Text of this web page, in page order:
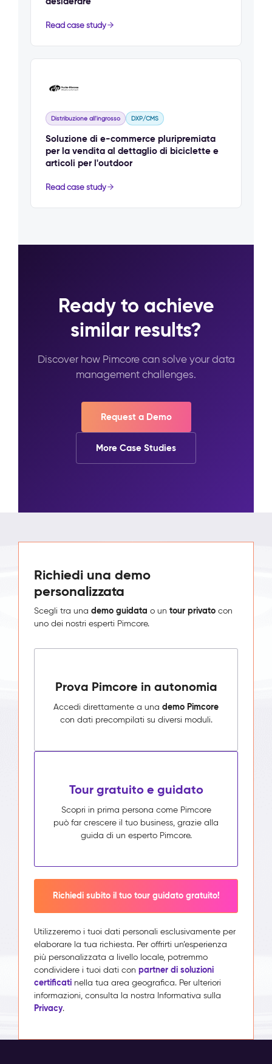
Read case study
Distribuzione all'ingrosso DXP/CMS
Soluzione di e-commerce pluripremiata
per la vendita al dettaglio di biciclette e
articoli per l'outdoor
Read case study
Ready to achieve
similar results?
Discover how Pimcore can solve your data
management challenges.
Request a Demo
More Case Studies
Richiedi una demo
personalizzata
Scegli tra una demo guidata o un tour privato con
uno dei nostri esperti Pimcore.
Prova Pimcore in autonomia
Accedi direttamente a una demo Pimcore
con dati precompilati su diversi moduli.
Tour gratuito e guidato
Scopri in prima persona come Pimcore
può far crescere il tuo business, grazie alla
guida di un esperto Pimcore.
Richiedi subito il tuo tour guidato gratuito!
Utilizzeremo i tuoi dati personali esclusivamente per
elaborare la tua richiesta. Per offrirti un’esperienza
più personalizzata a livello locale, potremmo
condividere i tuoi dati con partner di soluzioni
certificati nella tua area geografica. Per ulteriori
informazioni, consulta la nostra Informativa sulla
Privacy.